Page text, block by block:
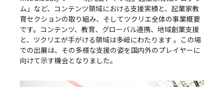
ム」など、コンテンツ領域における支援実績と、起業家教
育セクションの取り組み、そしてツクリエ全体の事業概要
です。コンテンツ、教育、グローバル連携、地域創業支援
と、ツクリエが手がける領域は多岐にわたります 。この場
での出展は、その多様な支援の姿を国内外のプレイヤーに
向けて示す機会となりました。